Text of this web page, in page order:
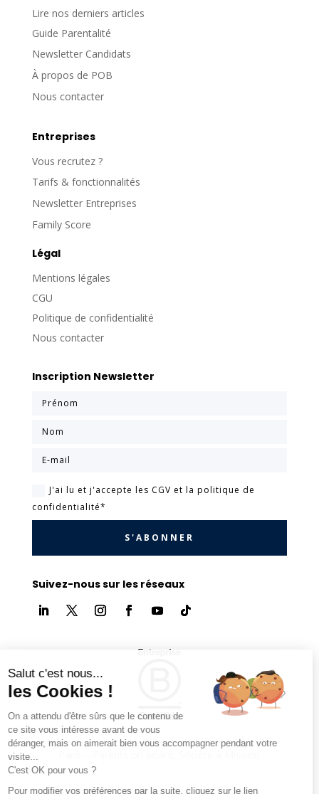
Salut c'est nous...
les Cookies !
On a attendu d'être sûrs que le contenu de
ce site vous intéresse avant de vous
déranger, mais on aimerait bien vous accompagner pendant votre
visite...
C'est OK pour vous ?
Pour modifier vos préférences par la suite, cliquez sur le lien
Lire nos derniers articles
Guide Parentalité
Newsletter Candidats
À propos de POB
Nous contacter
Entreprises
Vous recrutez ?
Tarifs & fonctionnalités
Newsletter Entreprises
Family Score
Légal
Mentions légales
CGU
Politique de confidentialité
Nous contacter
Inscription Newsletter
J'ai lu et j'accepte les CGV et la politique de
confidentialité*
S'ABONNER
Suivez-nous sur les réseaux